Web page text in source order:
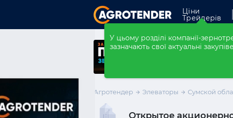
Ціни
Трейдерів
Закупівлі
Компанії
Розмістити
Агротендер Элеваторы Сумской
Открытое
У цьому розділі компанії-
зазначають свої актуальні